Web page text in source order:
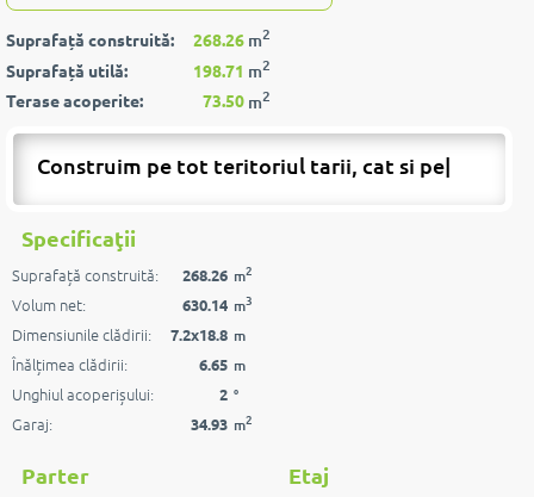
Suprafață construită: 268.26 m2
Suprafață utilă: 198.71 m2
Terase acoperite: 73.50 m2
Construim pe tot teritoriul tarii, cat si peste
Specificaţii
Suprafață construită: 268.26 m2
Volum net: 630.14 m3
Dimensiunile clădirii: 7.2x18.8 m
Înălțimea clădirii: 6.65 m
Unghiul acoperișului: 2 °
Garaj: 34.93 m2
Parter Etaj